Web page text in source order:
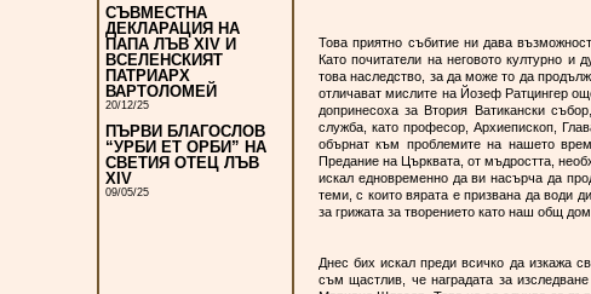
СЪВМЕСТНА
ДЕКЛАРАЦИЯ НА
ПАПА ЛЪВ XIV И
ВСЕЛЕНСКИЯТ
ПАТРИАРХ
ВАРТОЛОМЕЙ
20/12/25
ПЪРВИ БЛАГОСЛОВ
“УРБИ ЕТ ОРБИ” НА
СВЕТИЯ ОТЕЦ ЛЪВ
XIV
09/05/25
Това приятно събитие ни дава
Като почитатели на неговото културно и
това наследство, за да може то да
отличават мислите на Йозеф Ратцингер
допринесоха за Втория Ватикански
служба, като професор, Архиепископ,
обърнат към проблемите на нашето
Предание на Църквата, от мъдростта,
искал едновременно да ви насърча да
теми, с които вярата е призвана да води
за грижата за творението като наш общ
Днес бих искал преди всичко да изкажа
съм щастлив, че наградата за